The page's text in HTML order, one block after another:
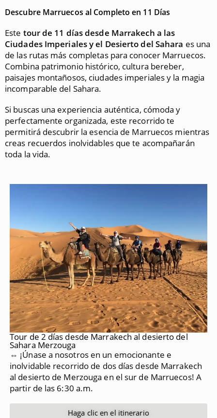
Descubre Marruecos al Completo en 11 Días
Este tour de 11 días desde Marrakech a las
Ciudades Imperiales y el Desierto del Sahara es una
de las rutas más completas para conocer Marruecos.
Combina patrimonio histórico, cultura bereber,
paisajes montañosos, ciudades imperiales y la magia
incomparable del Sahara.
Si buscas una experiencia auténtica, cómoda y
perfectamente organizada, este recorrido te
permitirá descubrir la esencia de Marruecos mientras
creas recuerdos inolvidables que te acompañarán
toda la vida.
Tour de 2 días desde Marrakech al desierto del
Sahara Merzouga
⇔ ¡Únase a nosotros en un emocionante e
inolvidable recorrido de dos días desde Marrakech
al desierto de Merzouga en el sur de Marruecos! A
partir de las 6:30 a.m.
Haga clic en el itinerario